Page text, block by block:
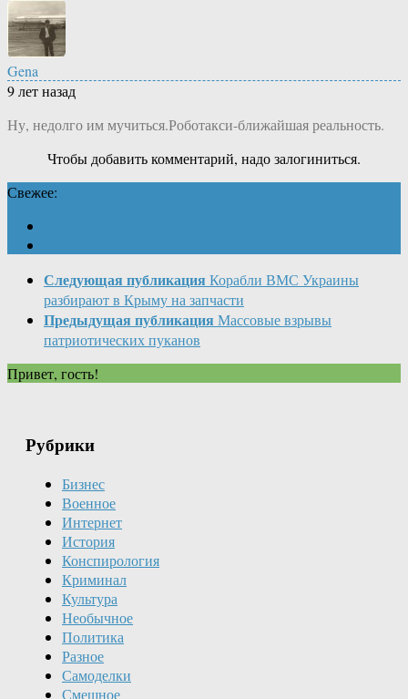
Gena
9 лет назад
Ну, недолго им мучиться.Роботакси-ближайшая реальность.
Чтобы добавить комментарий, надо залогиниться.
Свежее:
Следующая публикация Корабли ВМС Украины
разбирают в Крыму на запчасти
Предыдущая публикация Массовые взрывы
патриотических пуканов
Привет, гость!
Рубрики
Бизнес
Военное
Интернет
История
Конспирология
Криминал
Культура
Необычное
Политика
Разное
Самоделки
Смешное